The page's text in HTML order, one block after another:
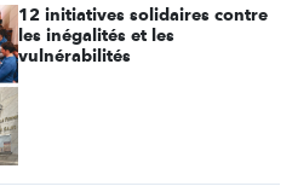
12 initiatives solidaires contre
les inégalités et les
vulnérabilités